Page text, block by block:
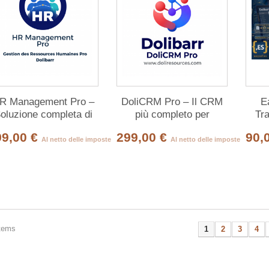
Management Pro –
completa di
umane per Dolibarr
€ Al netto delle imposte
DoliCRM Pro – Il CRM
più completo per
299,00 € Al netto delle imposte
1 2 3 4